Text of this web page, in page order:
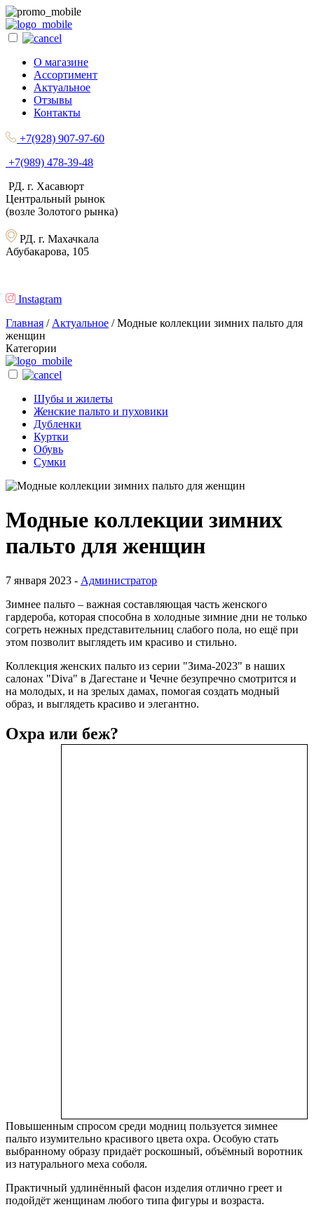
О магазине
Ассортимент
Актуальное
Отзывы
Контакты
+7(928) 907-97-60
+7(989) 478-39-48
РД. г. Хасавюрт
Центральный рынок
(возле Золотого рынка)
РД. г. Махачкала
Абубакарова, 105
Instagram
Главная / Актуальное /Модные коллекции зимних пальто для
женщин
Категории
Шубы и жилеты
Женские пальто и пуховики
Дубленки
Куртки
Обувь
Сумки
Модные коллекции зимних
пальто для женщин
7 января 2023 - Администратор
Зимнее пальто – важная составляющая часть женского
гардероба, которая способна в холодные зимние дни не только
согреть нежных представительниц слабого пола, но ещё при
этом позволит выглядеть им красиво и стильно.
Коллекция женских пальто из серии "Зима-2023" в наших
салонах "Diva" в Дагестане и Чечне безупречно смотрится и
на молодых, и на зрелых дамах, помогая создать модный
образ, и выглядеть красиво и элегантно.
Охра или беж?
Повышенным спросом среди модниц пользуется зимнее
пальто изумительно красивого цвета охра. Особую стать
выбранному образу придаёт роскошный, объёмный воротник
из натурального меха соболя.
Практичный удлинённый фасон изделия отлично греет и
подойдёт женщинам любого типа фигуры и возраста.